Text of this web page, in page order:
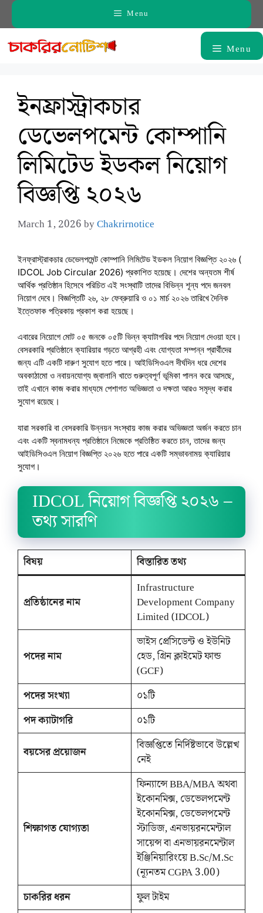
Skip
Menu
Menu
ইনফ্রাস্ট্রাকচার
ডেভেলপমেন্ট কোম্পানি
লিমিটেড ইডকল নিয়োগ
বিজ্ঞপ্তি ২০২৬
March 1, 2026byChakrirnotice
ইনফ্রাস্ট্রাকচার ডেভেলপমেন্ট কোম্পানি লিমিটেড ইডকল নিয়োগ বিজ্ঞপ্তি ২০২৬ (
IDCOL Job Circular 2026) প্রকাশিত হয়েছে। দেশের অন্যতম শীর্ষ
আর্থিক প্রতিষ্ঠান হিসেবে পরিচিত এই সংস্থাটি তাদের বিভিন্ন শূন্য পদে জনবল
নিয়োগ দেবে। বিজ্ঞপ্তিটি ২৬, ২৮ ফেব্রুয়ারি ও ০১ মার্চ ২০২৬ তারিখে দৈনিক
ইত্তেফাক পত্রিকায় প্রকাশ করা হয়েছে।
এবারের নিয়োগে মোট ০৫ জনকে ০৫টি ভিন্ন ক্যাটাগরির পদে নিয়োগ দেওয়া হবে।
বেসরকারি প্রতিষ্ঠানে ক্যারিয়ার গড়তে আগ্রহী এবং যোগ্যতা সম্পন্ন প্রার্থীদের
জন্য এটি একটি দারুণ সুযোগ হতে পারে। আইডিসিওএল দীর্ঘদিন ধরে দেশের
অবকাঠামো ও নবায়নযোগ্য জ্বালানি খাতে গুরুত্বপূর্ণ ভূমিকা পালন করে আসছে,
তাই এখানে কাজ করার মাধ্যমে পেশাগত অভিজ্ঞতা ও দক্ষতা আরও সমৃদ্ধ করার
সুযোগ রয়েছে।
যারা সরকারি বা বেসরকারি উন্নয়ন সংস্থায় কাজ করার অভিজ্ঞতা অর্জন করতে চান
এবং একটি স্বনামধন্য প্রতিষ্ঠানে নিজেকে প্রতিষ্ঠিত করতে চান, তাদের জন্য
আইডিসিওএল নিয়োগ বিজ্ঞপ্তি ২০২৬ হতে পারে একটি সম্ভাবনাময় ক্যারিয়ার
সুযোগ।
IDCOL নিয়োগ বিজ্ঞপ্তি ২০২৬ –
তথ্য সারণি
বিষয় বিস্তারিত তথ্য
প্রতিষ্ঠানের নাম
Infrastructure
Development Company
Limited (IDCOL)
পদের নাম
ভাইস প্রেসিডেন্ট ও ইউনিট
হেড, গ্রিন ক্লাইমেট ফান্ড
(GCF)
পদের সংখ্যা
০১টি
পদ ক্যাটাগরি
০১টি
বয়সের প্রয়োজন
বিজ্ঞপ্তিতে নির্দিষ্টভাবে উল্লেখ
নেই
শিক্ষাগত যোগ্যতা
ফিন্যান্সে BBA/MBA অথবা
ইকোনমিক্স, ডেভেলপমেন্ট
ইকোনমিক্স, ডেভেলপমেন্ট
স্টাডিজ, এনভায়রনমেন্টাল
সায়েন্স বা এনভায়রনমেন্টাল
ইঞ্জিনিয়ারিংয়ে B.Sc/M.Sc
(ন্যূনতম CGPA 3.00)
চাকরির ধরন
ফুল টাইম